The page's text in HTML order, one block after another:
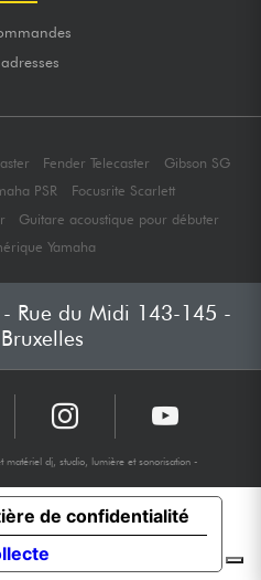
Fender Telecaster
Gibson SG
PSR
Focusrite Scarlett
Guitare acoustique pour débuter
Yamaha
- Rue du Midi 143-145 -
dj, studio, lumière et sonorisation -
de confidentialité